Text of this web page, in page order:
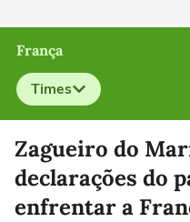
França
Times
Selecione o time para ver
Zagueiro do
declarações do
enfrentar a